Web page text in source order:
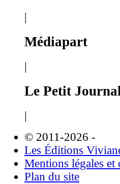
Médiapart
|
Le Petit
|
© 2011-2026 -
Les Éditions
Mentions légales et
Plan du site